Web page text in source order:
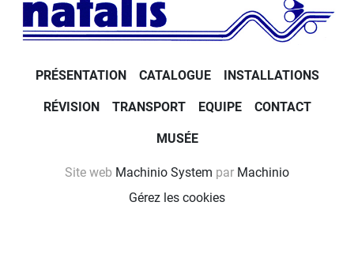
PRÉSENTATION CATALOGUE INSTALLATIONS
RÉVISION TRANSPORT EQUIPE CONTACT
MUSÉE
Site web Machinio System par Machinio
Gérez les cookies